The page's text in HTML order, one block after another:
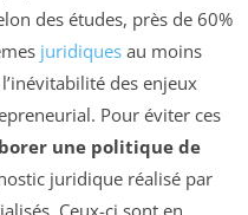
des études, près de 60%
juridiques au moins
des enjeux
Pour éviter ces
une politique de
juridique réalisé par
Ceux-ci sont en